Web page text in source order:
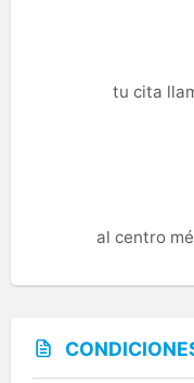
tu cita
al centro